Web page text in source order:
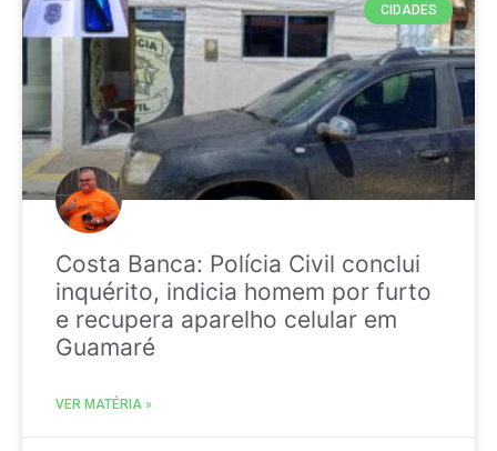
CIDADES
Costa Banca: Polícia Civil conclui
inquérito, indicia homem por furto
e recupera aparelho celular em
Guamaré
VER MATÉRIA »